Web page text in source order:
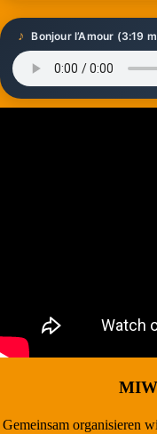
♪ Bonjour l’Amour (3:19
Gemeinsam organisieren